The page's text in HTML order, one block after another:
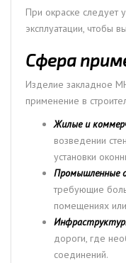
При окраске следует
эксплуатации, чтобы
Сфера
Изделие закладное
применение в
Жилые и
возведении
установки
Промышленные
требующие
помещениях
дороги, где
соединений.